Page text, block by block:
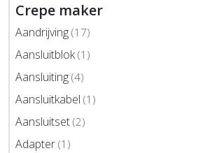
Crepe maker
Aandrijving (17)
Aansluitblok(1)
Aansluiting (4)
Aansluitkabel (1)
Aansluitset (2)
Adapter (1)